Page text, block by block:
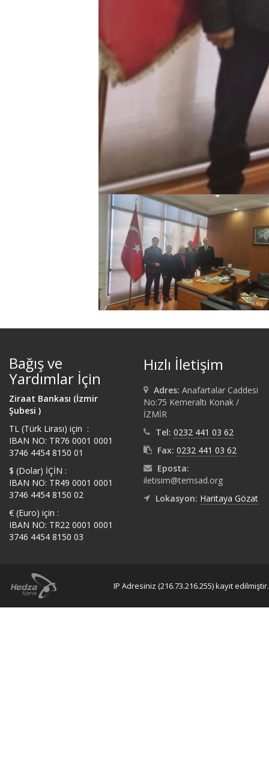
Bağış ve
Yardımlar İçin
Ziraat Bankası (İzmir
Şubesi )
TL (Türk Lirası) için :
IBAN NO: TR76 0001 0001
3746 4454 8150 01
$ (Dolar) İÇİN :
IBAN NO: TR49 0001 0001
3746 4454 8150 02
€ (Euro) için :
IBAN NO: TR22 0001 0001
3746 4454 8150 03
Hızlı İletişim
Adres: Anafartalar Caddesi
No:75 Kemeraltı Konak /
İZMİR
Tel: 0232 441 03 62
Fax: 0232 441 03 62
Eposta:
iletisim@temsad.org
Lokasyon: Haritaya Gözat
IP Adresiniz (216.73.216.255) kayıt edilmiştir.